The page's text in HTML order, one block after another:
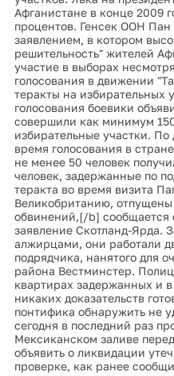
Афганистане в конце 2009
процентов. Генсек ООН
заявлением, в котором
решительность" жителей
участие в выборах
голосования в движении
теракты на избирательных
голосования боевики
совершили как минимум
избирательные участки.
время голосования в
не менее 50 человек
человек, задержанные по
теракта во время визита
Великобританию, отпущены
обвинений,[/b] сообщается
заявление Скотланд-Ярда.
алжирцами, они работали
подрядчика, нанятого для
района Вестминстер.
квартирах задержанных и
никаких доказательств
понтифика обнаружить не
сегодня в последний раз
Мексиканском заливе
объявить о ликвидации
проверке, как ранее